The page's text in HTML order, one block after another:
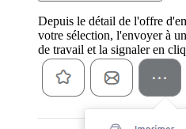
Depuis le détail de l'offre
votre sélection, l'envoyer à
de travail et la signaler en